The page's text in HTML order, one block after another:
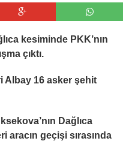
kesiminde PKK’nın
çıktı.
Albay 16 asker şehit
Dağlıca
aracın geçişi sırasında